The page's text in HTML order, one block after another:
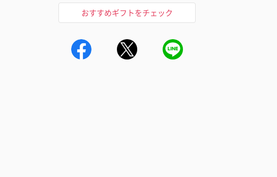
おすすめギフトをチェック